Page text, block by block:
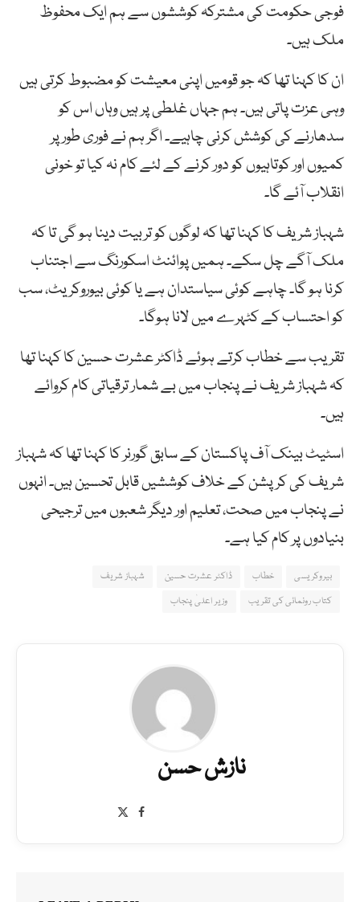
فوجی حکومت کی مشترکہ کوششوں سے ہم ایک محفوظ
ملک ہیں۔
ان کا کہنا تھا کہ جو قومیں اپنی معیشت کو مضبوط کرتی ہیں
وہی عزت پاتی ہیں۔ ہم جہاں غلطی پر ہیں وہاں اس کو
سدھارنے کی کوشش کرنی چاہیے۔ اگر ہم نے فوری طور پر
کمیوں اور کوتاہیوں کو دور کرنے کے لئے کام نہ کیا تو خونی
انقلاب آئے گا۔
شہباز شریف کا کہنا تھا کہ لوگوں کو تربیت دینا ہو گی تا کہ
ملک آگے چل سکے۔ ہمیں پوائنٹ اسکورنگ سے اجتناب
کرنا ہو گا۔ چاہے کوئی سیاستدان ہے یا کوئی بیوروکریٹ، سب
کو احتساب کے کٹہرے میں لانا ہوگا۔
تقریب سے خطاب کرتے ہوئے ڈاکٹر عشرت حسین کا کہنا تھا
کہ شہباز شریف نے پنجاب میں بے شمار ترقیاتی کام کروائے
ہیں۔
اسٹیٹ بینک آف پاکستان کے سابق گورنر کا کہنا تھا کہ شہباز
شریف کی کرپشن کے خلاف کوششیں قابل تحسین ہیں۔ انہوں
نے پنجاب میں صحت، تعلیم اور دیگر شعبوں میں ترجیحی
بنیادوں پر کام کیا ہے۔
بیروکریسی خطاب ڈاکٹر عشرت حسین
شہباز شریف
کتاب رونمائی کی تقریب
وزیر اعلیٰ پنجاب
نازش حسن
Facebook